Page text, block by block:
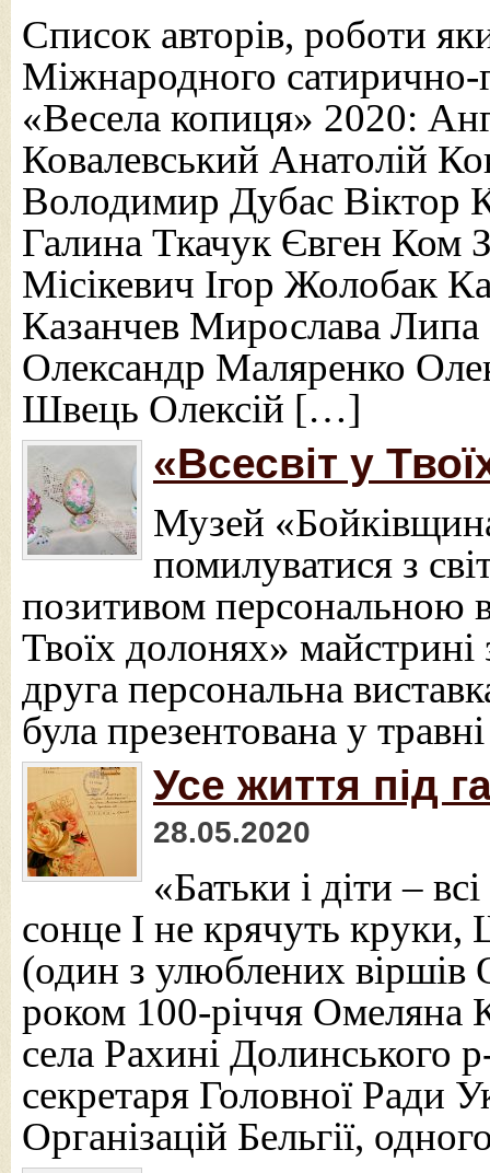
Список авторів, роботи
Міжнародного
«Весела копиця» 2020:
Ковалевський Анатолій
Володимир Дубас Віктор
Галина Ткачук Євген Ком
Місікевич Ігор Жолобак
Казанчев Мирослава
Олександр Маляренко
Швець Олексій […]
«Всесвіт у
Музей
помилуватися з
позитивом персональною
Твоїх долонях»
друга персональна
була презентована у
Усе життя під
28.05.2020
«Батьки і діти –
сонце І не крячуть
(один з улюблених віршів
роком 100-річчя Омеляна
села Рахині
секретаря Головної Ради
Організацій Бельгії,